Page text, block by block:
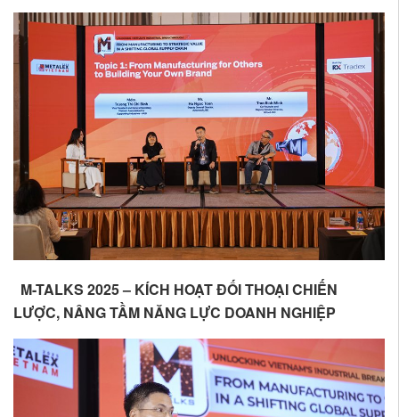
M-TALKS 2025 – KÍCH HOẠT ĐỐI THOẠI CHIẾN
LƯỢC, NÂNG TẦM NĂNG LỰC DOANH NGHIỆP